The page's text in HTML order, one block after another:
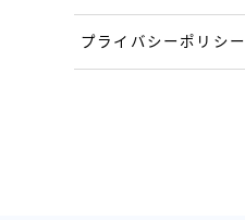
プライバシーポリシー